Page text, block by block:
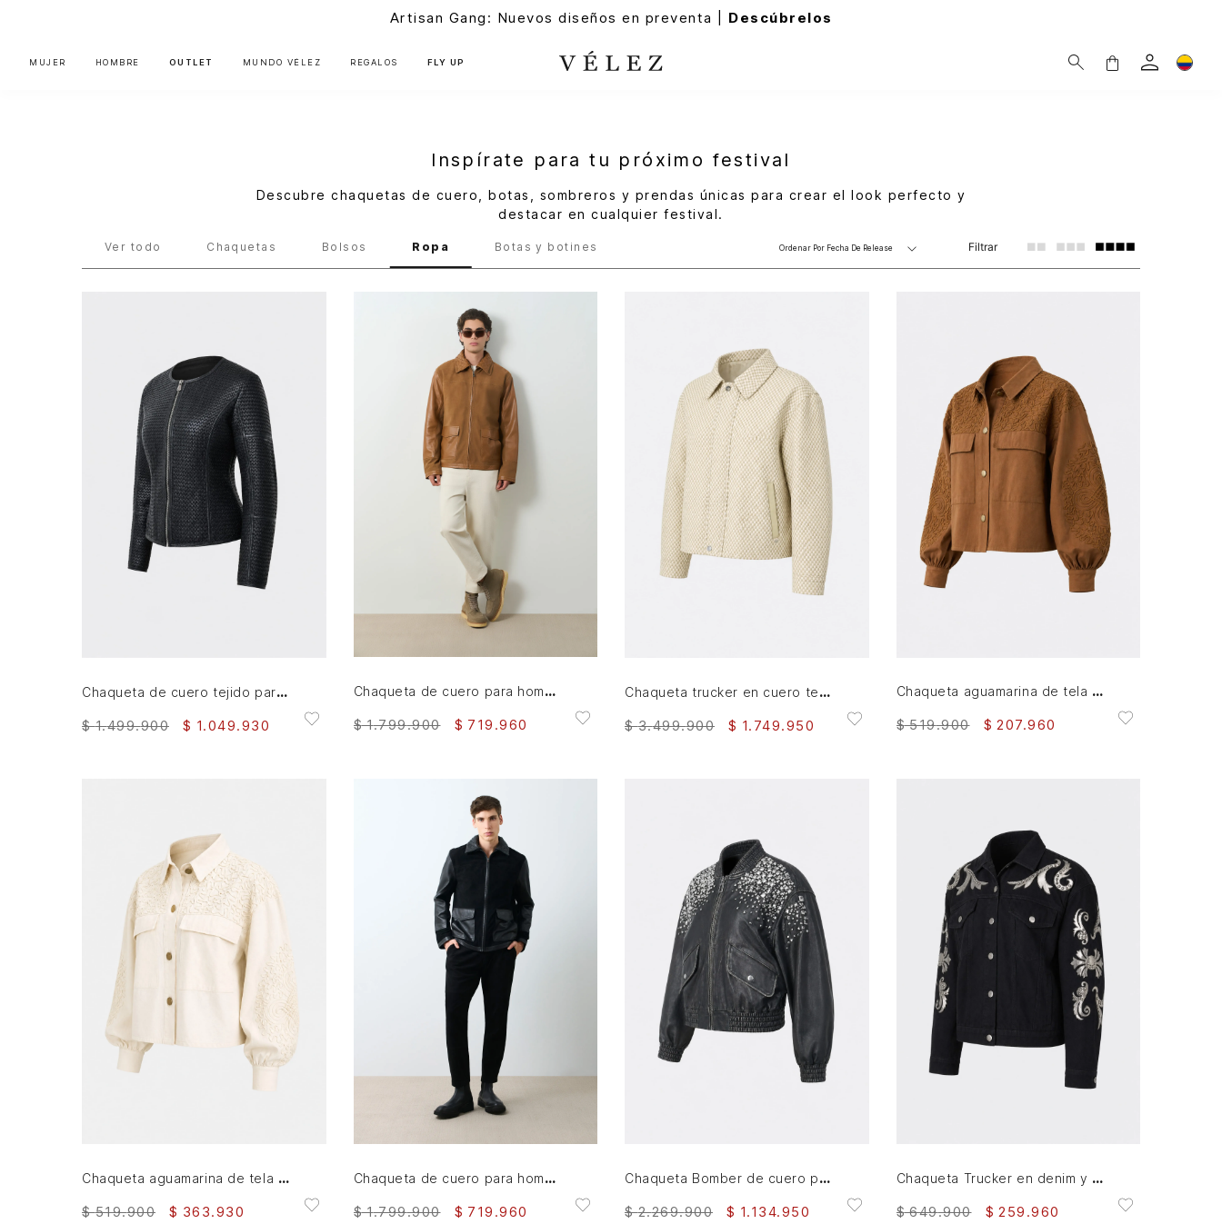
Artisan Gang: Nuevos diseños en preventa | Descúbrelos
MUJER HOMBRE OUTLET MUNDO VÉLEZ REGALOS FLY UP
Inspírate para tu próximo festival
Descubre chaquetas de cuero, botas, sombreros y prendas únicas para crear el look perfecto y
destacar en cualquier festival.
Ver todo
Chaquetas Bolsos Ropa Botas y botines Ordenar Por Fecha De Release Filtrar
Chaqueta de cuero tejido para mujer Woven
$ 1.499.900 $ 1.049.930
S M L XL XXL
Chaqueta de cuero para hombre Nila 2
$ 1.799.900 $ 719 .960
Chaqueta trucker en cuero tejido para mujer Wisa
$ 3.499.900 $ 1. 749.950
Chaqueta aguamarina de tela para mujer bordados en gamuza
$ 519.900 $ 207.960
Chaqueta aguamarina de tela para mujer bordados en gamuza
$ 519.900 $ 363.930
M L XL XXL
Chaqueta de cuero para hombre Nila 2
$ 1.799.900 $ 719 .960
Chaqueta Bomber de cuero para mujer Luzia
$ 2.269.900 $ 1.134.950
Chaqueta Trucker en denim y cuero para mujer Soren
$ 649.900 $ 259 .960